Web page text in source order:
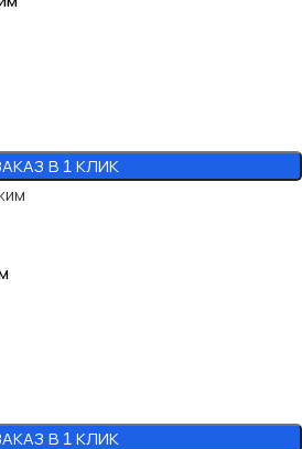
В 1 КЛИК
В 1 КЛИК